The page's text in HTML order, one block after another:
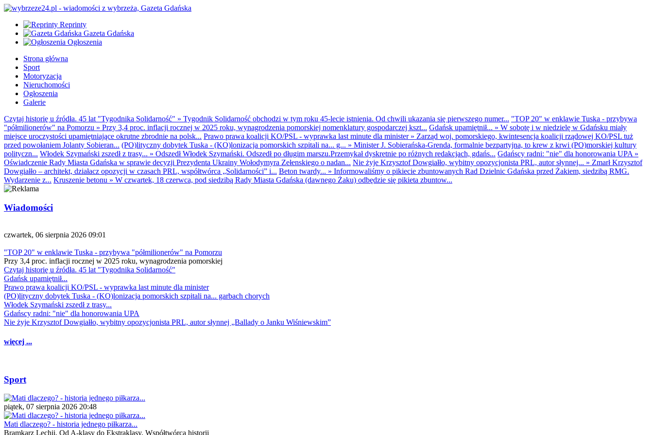
Reprinty
Gazeta Gdańska
Ogłoszenia
Strona główna
Sport
Motoryzacja
Nieruchomości
Ogłoszenia
Galerie
Czytaj historię u źródła. 45 lat "Tygodnika Solidarność" » Tygodnik Solidarność obchodzi w tym roku 45-lecie istnienia. Od chwili ukazania się pierwszego numer... "TOP 20" w enklawie Tuska - przybywa
"półmilionerów" na Pomorzu » Przy 3,4 proc. inflacji rocznej w 2025 roku, wynagrodzenia pomorskiej nomenklatury gospodarczej kszt... Gdańsk upamiętnił... » W sobotę i w niedzielę w Gdańsku miały
miejsce uroczystości upamiętniające okrutne zbrodnie na polsk... Prawo prawa koalicji KO/PSL - wyprawka last minute dla minister» Zarząd woj. pomorskiego, kwintesencja koalicji rządowej KO/PSL tuż
przed powołaniem Jolanty Sobieran... (PO)lityczny dobytek Tuska - (KO)lonizacja pomorskich szpitali na... g... » Minister J. Sobierańska-Grenda, formalnie bezpartyjna, to krew z krwi (PO)morskiej kultury
polityczn... Włodek Szymański zszedł z trasy... » Odszedł Włodek Szymański. Odszedł po długim marszu.Przemykał dyskretnie po różnych redakcjach, gdańs... Gdańscy radni: "nie" dla honorowania UPA »
Oświadczenie Rady Miasta Gdańska w sprawie decyzji Prezydenta Ukrainy Wołodymyra Zełenskiego o nadan... Nie żyje Krzysztof Dowgiałło, wybitny opozycjonista PRL, autor słynnej... » Zmarł Krzysztof
Dowgiałło – architekt, działacz opozycji w czasach PRL, współtwórca „Solidarności” i... Beton twardy... » Informowaliśmy o pikiecie zbuntowanych Rad Dzielnic Gdańska przed Żakiem, siedzibą RMG.
Wydarzenie z... Kruszenie betonu » W czwartek, 18 czerwca, pod siedzibą Rady Miasta Gdańska (dawnego Żaku) odbędzie się pikieta zbuntow...
Wiadomości
czwartek, 06 sierpnia 2026 09:01
"TOP 20" w enklawie Tuska - przybywa "półmilionerów" na Pomorzu
Przy 3,4 proc. inflacji rocznej w 2025 roku, wynagrodzenia pomorskiej
Czytaj historię u źródła. 45 lat "Tygodnika Solidarność"
Gdańsk upamiętnił...
Prawo prawa koalicji KO/PSL - wyprawka last minute dla minister
(PO)lityczny dobytek Tuska - (KO)lonizacja pomorskich szpitali na... garbach chorych
Włodek Szymański zszedł z trasy...
Gdańscy radni: "nie" dla honorowania UPA
Nie żyje Krzysztof Dowgiałło, wybitny opozycjonista PRL, autor słynnej „Ballady o Janku Wiśniewskim”
więcej ...
Sport
piątek, 07 sierpnia 2026 20:48
Mati dlaczego? - historia jednego piłkarza...
Bramkarz Lechii. Od A-klasy do Ekstraklasy. Współtwórca historii